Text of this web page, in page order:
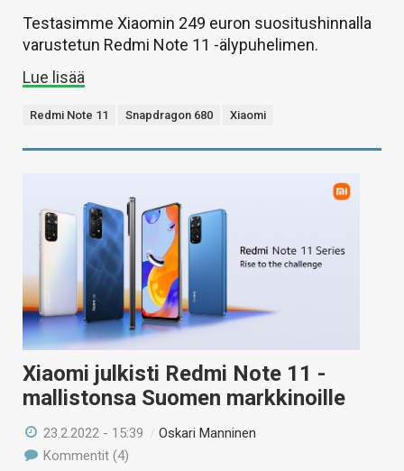
Testasimme Xiaomin 249 euron suositushinnalla
varustetun Redmi Note 11 -älypuhelimen.
Lue lisää
Redmi Note 11 Snapdragon 680 Xiaomi
Xiaomi julkisti Redmi Note 11 -
mallistonsa Suomen markkinoille
23.2.2022 - 15:39 /Oskari Manninen
Kommentit (4)